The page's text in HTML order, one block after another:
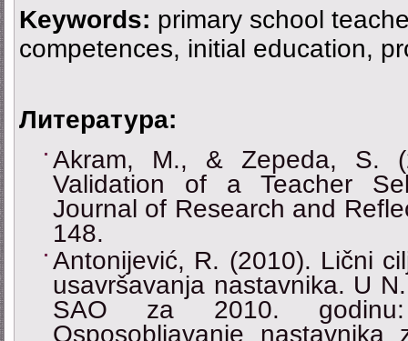
Keywords: primary school
competences, initial education,
Литература:
Akram, M., & Zepeda, S.
Validation of a Teacher
Journal of Research and
148.
Antonijević, R. (2010). Lični
usavršavanja nastavnika. U
SAO za 2010.
Osposobljavanje